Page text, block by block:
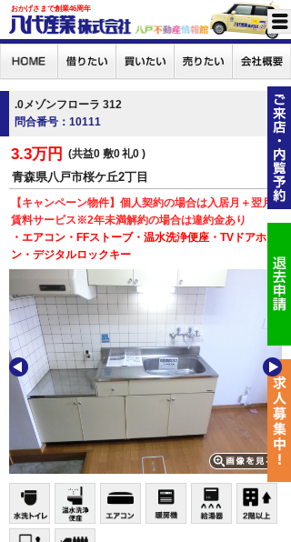
おかげさまで創業46周年
.0メゾンフローラ 312
問合番号：10111
3.3万円 共益0 敷0礼0
青森県八戸市桜ケ丘2丁目
【キャンペーン物件】個人契約の場合は入居月＋翌月
賃料サービス※2年未満解約の場合は違約金あり
・エアコン・FFストーブ・温水洗浄便座・TVドアホ
ン・デジタルロックキー